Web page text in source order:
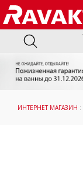
ИНТЕРНЕТ МАГАЗИН :